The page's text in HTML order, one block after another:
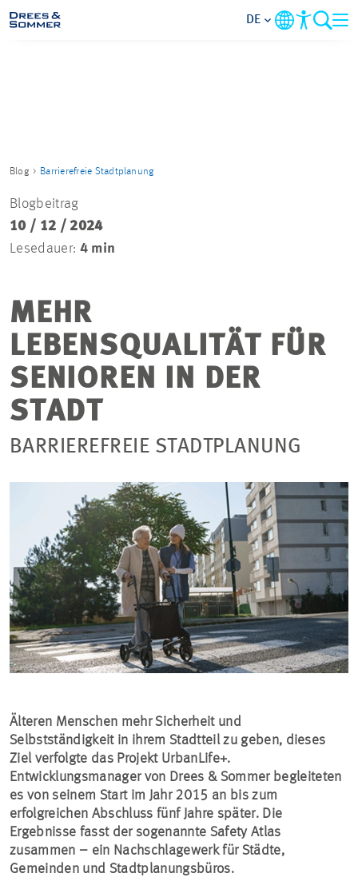
UNTERNEHMEN
KONTAKT
DE
Blog Barrierefreie Stadtplanung
Blogbeitrag
10 / 12 / 2024
Lesedauer: 4 min
MEHR
LEBENSQUALITÄT FÜR
SENIOREN IN DER
STADT
BARRIEREFREIE STADTPLANUNG
Älteren Menschen mehr Sicherheit und
Selbstständigkeit in ihrem Stadtteil zu geben, dieses
Ziel verfolgte das Projekt UrbanLife+.
Entwicklungsmanager von Drees & Sommer begleiteten
es von seinem Start im Jahr 2015 an bis zum
erfolgreichen Abschluss fünf Jahre später. Die
Ergebnisse fasst der sogenannte Safety Atlas
zusammen – ein Nachschlagewerk für Städte,
Gemeinden und Stadtplanungsbüros.